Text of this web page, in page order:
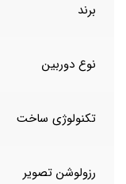
برند
نوع دوربین
تکنولوژی ساخت
رزولوشن تصویر